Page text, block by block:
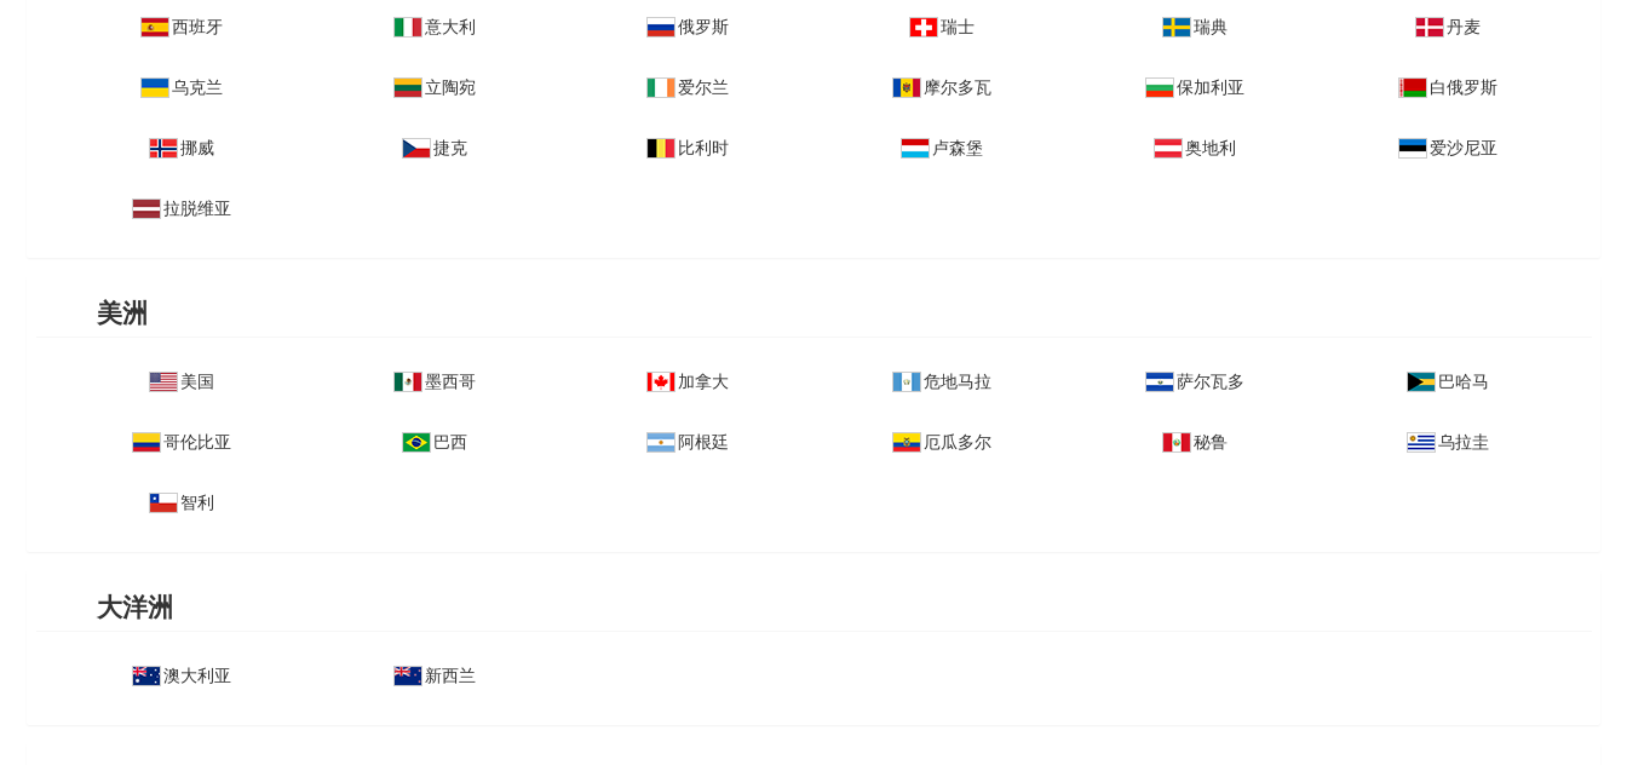
西班牙 意大利 俄罗斯 瑞士 瑞典 丹麦
乌克兰 立陶宛 爱尔兰 摩尔多瓦 保加利亚 白俄罗斯
挪威 捷克 比利时 卢森堡 奥地利 爱沙尼亚
拉脱维亚
美洲
美国 墨西哥 加拿大 危地马拉 萨尔瓦多 巴哈马
哥伦比亚 巴西 阿根廷 厄瓜多尔 秘鲁 乌拉圭
智利
大洋洲
澳大利亚 新西兰